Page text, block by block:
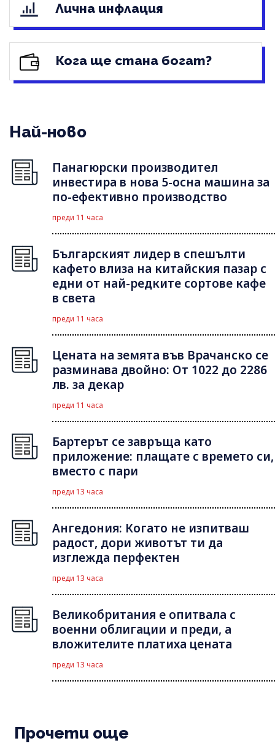
Лична инфлация
Кога ще стана богат?
Най-ново
Панагюрски производител
инвестира в нова 5-осна машина за
по-ефективно производство
преди 11 часа
Българският лидер в спешълти
кафето влиза на китайския пазар с
едни от най-редките сортове кафе
в света
преди 11 часа
Цената на земята във Врачанско се
разминава двойно: От 1022 до 2286
лв. за декар
преди 11 часа
Бартерът се завръща като
приложение: плащате с времето си,
вместо с пари
преди 13 часа
Ангедония: Когато не изпитваш
радост, дори животът ти да
изглежда перфектен
преди 13 часа
Великобритания е опитвала с
военни облигации и преди, а
вложителите платиха цената
преди 13 часа
Прочети още